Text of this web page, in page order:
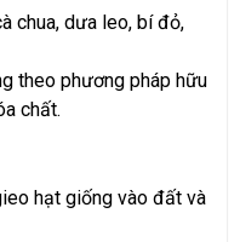
chua, dưa leo, bí đỏ,
theo phương pháp hữu
chất.
hạt giống vào đất và